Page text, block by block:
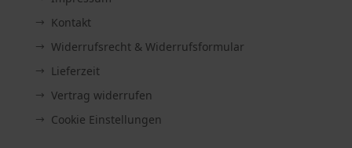
Kontakt
Widerrufsrecht & Widerrufsformular
Lieferzeit
Vertrag widerrufen
Cookie Einstellungen